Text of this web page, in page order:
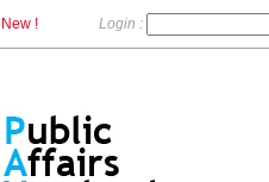
New ! Login :